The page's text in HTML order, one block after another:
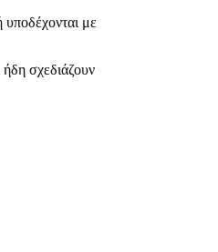
με
σχεδιάζουν